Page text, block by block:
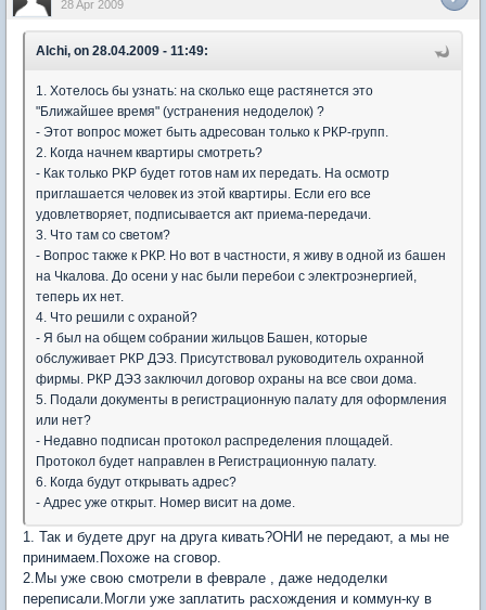
28 Apr 2009
Alchi, on 28.04.2009 - 11:49:
1. Хотелось бы узнать: на сколько еще растянется это
"Ближайшее время" (устранения недоделок) ?
- Этот вопрос может быть адресован только к РКР-групп.
2. Когда начнем квартиры смотреть?
- Как только РКР будет готов нам их передать. На осмотр
приглашается человек из этой квартиры. Если его все
удовлетворяет, подписывается акт приема-передачи.
3. Что там со светом?
- Вопрос также к РКР. Но вот в частности, я живу в одной из башен
на Чкалова. До осени у нас были перебои с электроэнергией,
теперь их нет.
4. Что решили с охраной?
- Я был на общем собрании жильцов Башен, которые
обслуживает РКР ДЭЗ. Присутствовал руководитель охранной
фирмы. РКР ДЭЗ заключил договор охраны на все свои дома.
5. Подали документы в регистрационную палату для оформления
или нет?
- Недавно подписан протокол распределения площадей.
Протокол будет направлен в Регистрационную палату.
6. Когда будут открывать адрес?
- Адрес уже открыт. Номер висит на доме.
1. Так и будете друг на друга кивать?ОНИ не передают, а мы не
принимаем.Похоже на сговор.
2.Мы уже свою смотрели в феврале , даже недоделки
переписали.Могли уже заплатить расхождения и коммун-ку в